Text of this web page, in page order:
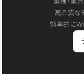
高品質な
効率的に